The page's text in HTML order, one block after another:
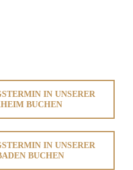
IN UNSERER
BUCHEN
IN UNSERER
BUCHEN